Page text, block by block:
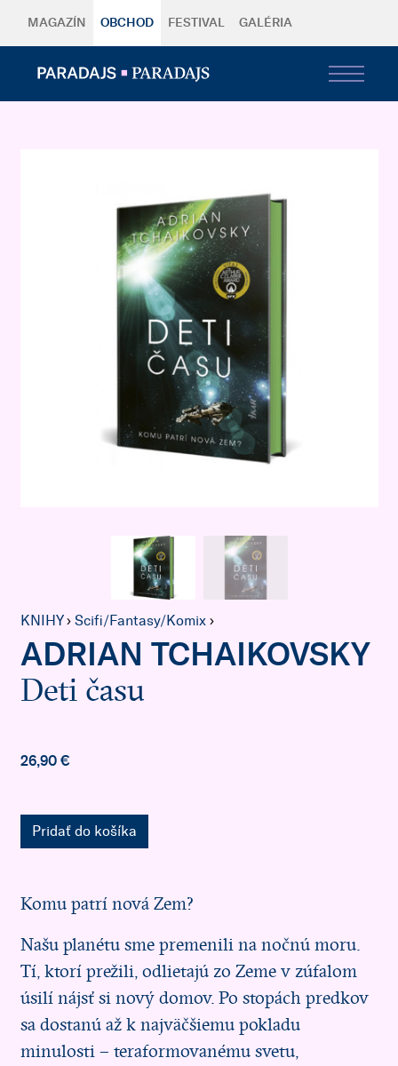
MAGAZÍN OBCHOD FESTIVAL GALÉRIA
KNIHY› Scifi/Fantasy/Komix›
ADRIAN TCHAIKOVSKY
Deti času
26,90 €
Pridať do košíka
Komu patrí nová Zem?
Našu planétu sme premenili na nočnú moru.
Tí, ktorí prežili, odlietajú zo Zeme v zúfalom
úsilí nájsť si nový domov. Po stopách predkov
sa dostanú až k najväčšiemu pokladu
minulosti – teraformovanému svetu,